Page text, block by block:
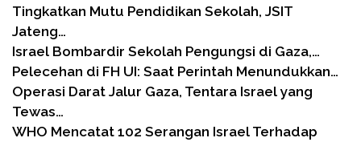
Tingkatkan Mutu Pendidikan Sekolah, JSIT
Jateng…
Israel Bombardir Sekolah Pengungsi di Gaza,…
Pelecehan di FH UI: Saat Perintah Menundukkan…
Operasi Darat Jalur Gaza, Tentara Israel yang
Tewas…
WHO Mencatat 102 Serangan Israel Terhadap